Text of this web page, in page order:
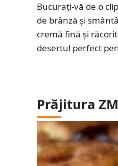
Bucurați-vă de o
de brânză și
cremă fină și
desertul perfect
Prăjitura